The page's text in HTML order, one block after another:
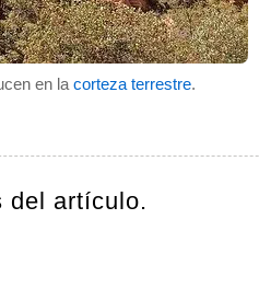
en la corteza terrestre.
del artículo.